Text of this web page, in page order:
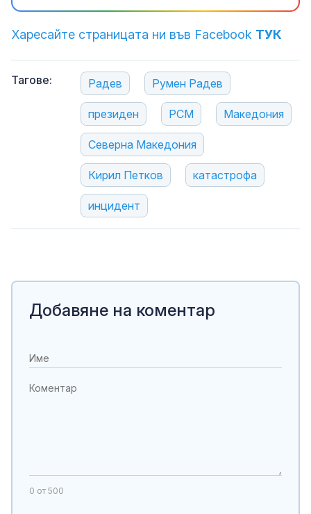
Харесайте страницата ни във Facebook ТУК
Тагове: Радев Румен Радев
президен РСМ Македония
Северна Македония
Кирил Петков катастрофа
инцидент
Добавяне на коментар
0 от 500